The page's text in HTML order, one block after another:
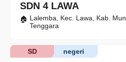
SDN 4 LAWA
Lalemba, Kec. Lawa, Kab.
Tenggara
negeri
SD